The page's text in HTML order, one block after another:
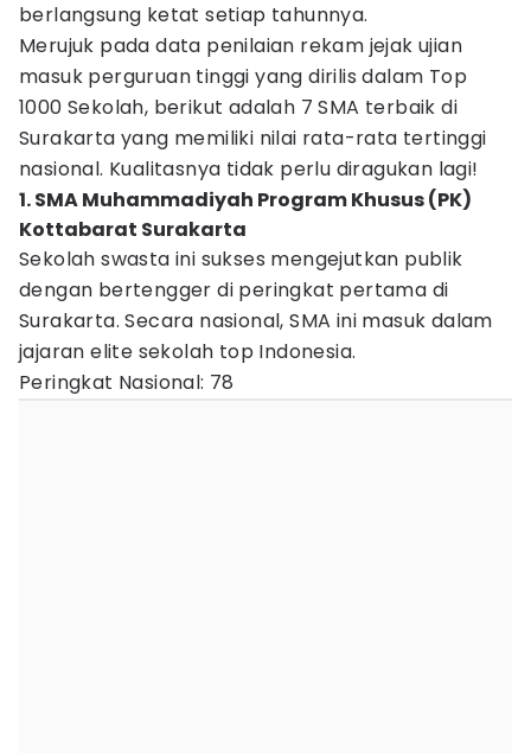
berlangsung ketat setiap tahunnya.
Merujuk pada data penilaian rekam jejak ujian
masuk perguruan tinggi yang dirilis dalam Top
1000 Sekolah, berikut adalah 7 SMA terbaik di
Surakarta yang memiliki nilai rata-rata tertinggi
nasional. Kualitasnya tidak perlu diragukan lagi!
1. SMA Muhammadiyah Program Khusus (PK)
Kottabarat Surakarta
Sekolah swasta ini sukses mengejutkan publik
dengan bertengger di peringkat pertama di
Surakarta. Secara nasional, SMA ini masuk dalam
jajaran elite sekolah top Indonesia.
Peringkat Nasional: 78